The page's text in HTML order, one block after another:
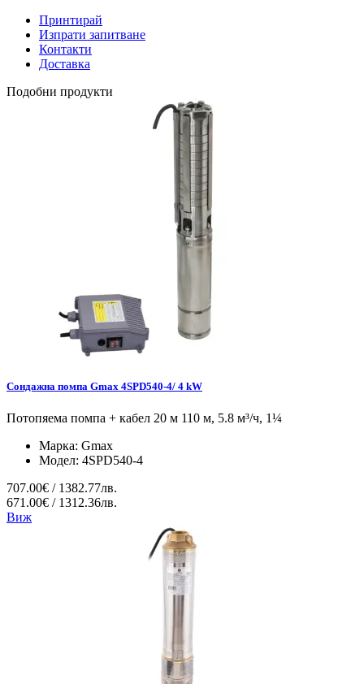
Принтирай
Изпрати запитване
Контакти
Доставка
Подобни продукти
Сондажна помпа Gmax 4SPD540-4/ 4 kW
Потопяема помпа + кабел 20 м 110 м, 5.8 м³/ч, 1¼
Марка: Gmax
Модел: 4SPD540-4
707.00€ / 1382.77лв.
671.00€ / 1312.36лв.
Виж